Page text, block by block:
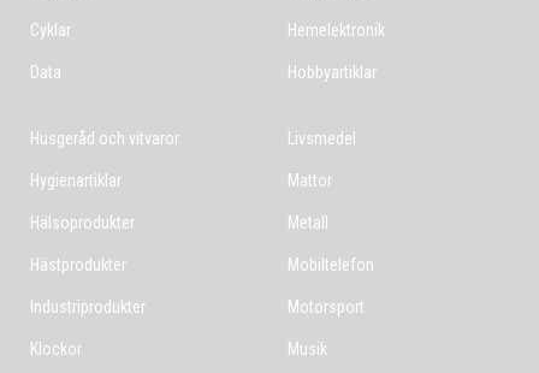
Cyklar
Data
Hemelektronik
Hobbyartiklar
Husgeråd och vitvaror
Hygienartiklar
Hälsoprodukter
Hästprodukter
Industriprodukter
Klockor
Livsmedel
Mattor
Metall
Mobiltelefon
Motorsport
Musik